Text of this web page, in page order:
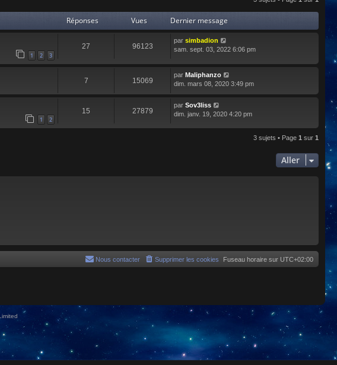
Réponses Vues Dernier message
1 2 3
27 96123
par simbadion
sam. sept. 03, 2022 6:06 pm
7 15069
par Maliphanzo
dim. mars 08, 2020 3:49 pm
1 2
15 27879
par Sov3liss
dim. janv. 19, 2020 4:20 pm
3 sujets • Page 1 sur 1
Aller
Fuseau horaire sur UTC+02:00
Supprimer les cookies
Nous contacter